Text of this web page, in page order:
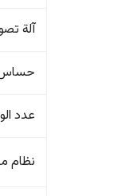
آلة
حساس
عدد
نظام